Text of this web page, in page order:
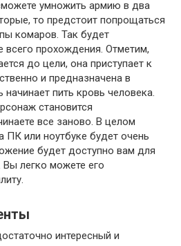
умножить армию в два
то предстоит попрощаться
комаров. Так будет
всего прохождения. Отметим,
до цели, она приступает к
и предназначена в
пить кровь человека.
становится
все заново. В целом
ПК или ноутбуке будет очень
будет доступно вам для
легко можете его
интересный и